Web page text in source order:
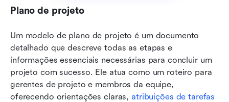
Plano de projeto
Um modelo de plano de projeto é um documento
detalhado que descreve todas as etapas e
informações essenciais necessárias para concluir um
projeto com sucesso. Ele atua como um roteiro para
gerentes de projeto e membros da equipe,
oferecendo orientações claras, atribuições de tarefas